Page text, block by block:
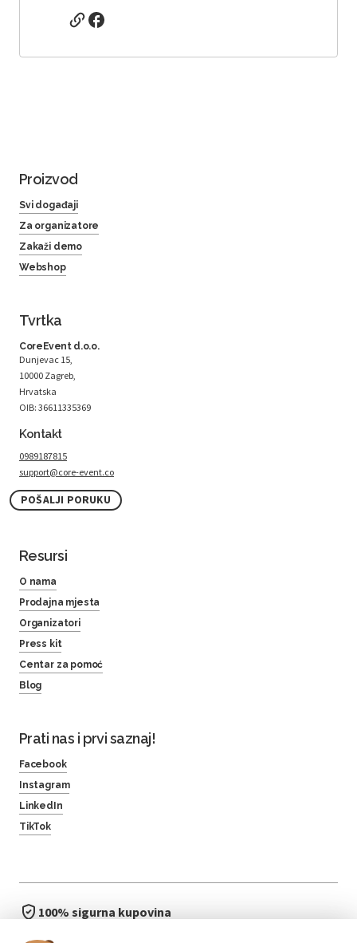
Proizvod
Svi događaji
Za organizatore
Zakaži demo
Webshop
Tvrtka
CoreEvent d.o.o.
Dunjevac 15,
10000 Zagreb,
Hrvatska
OIB: 36611335369
Kontakt
0989187815
support@core-event.co
POŠALJI PORUKU
Resursi
O nama
Prodajna mjesta
Organizatori
Press kit
Centar za pomoć
Blog
Prati nas i prvi saznaj!
Facebook
Instagram
LinkedIn
TikTok
100% sigurna kupovina